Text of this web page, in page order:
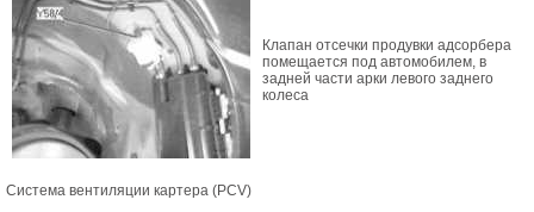
Клапан отсечки продувки адсорбера
помещается под автомобилем, в
задней части арки левого заднего
колеса
Система вентиляции картера (PCV)